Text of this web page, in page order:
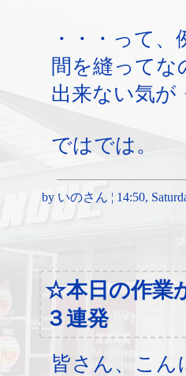
・・・って
間を縫ってな
出来ない気が
ではでは。
by いのさん ¦ 14:50,
☆本日の作
３連発
皆さん、こん